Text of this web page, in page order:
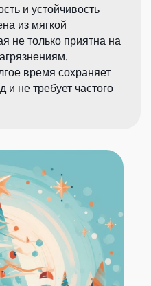
и устойчивость
из мягкой
не только приятна на
время сохраняет
не требует частого